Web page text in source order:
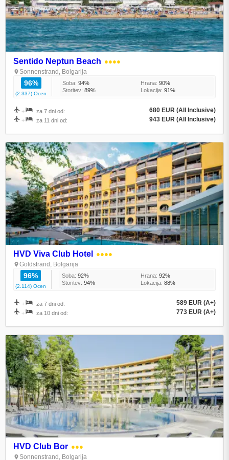
Sentido Neptun Beach ●●●●
Sonnenstrand, Bolgarija
96%
(2.337) Ocen
Soba: 94% Hrana: 90%
Storitev: 89% Lokacija: 91%
+ za 7 dni od: 680 EUR (All Inclusive)
+ za 11 dni od: 943 EUR (All Inclusive)
HVD Viva Club Hotel ●●●●
Goldstrand, Bolgarija
96%
(2.114) Ocen
Soba: 92% Hrana: 92%
Storitev: 94% Lokacija: 88%
+ za 7 dni od: 589 EUR (A+)
+ za 10 dni od: 773 EUR (A+)
HVD Club Bor ●●●
Sonnenstrand, Bolgarija